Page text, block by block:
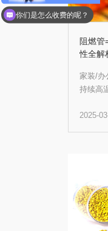
阻燃管
性全解
家装/办
持续高
UL94标
2025-
你们是怎么收费的呢？
现在有优惠活动么？